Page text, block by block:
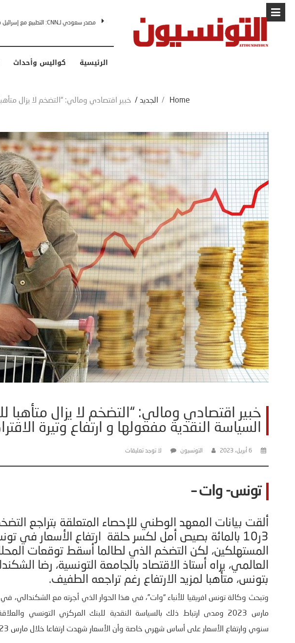
البابا: “لا أخشى ترامب” .. ردا على انتقادات
الرئيسية كواليس وأحداث
Home
/ الجديد / خبير اقتصادي ومالي: “التضخم لا يزال
خبير اقتصادي ومالي: “التضخم لا يزال
السياسة النقدية مفعولها و ارتفاع وتيرة
6 أبريل، 2023 التونسيون لا توجد تعليقات
تونس- وات –
3ر10 بالمائة بصيص أمل لكسر حلقة ارتفاع الأسعار
المستهلكين، لكن التضخم الذي لطالما أسقط توقعات
العالمي، يراه أستاذ الاقتصاد بالجامعة التونسية، رضا
بتونس، متأهبا لمزيد الارتفاع رغم تراجعه الطفيف.
وتبحث وكالة تونس افريقيا للأنباء “وات”، في هذا الحوار الذي أجرته مع
مارس 2023 ومدى ارتباط ذلك بالسياسة النقدية للبنك المركزي التونسي
سنوي وارتفاع الأسعار على أساس شهري خاصة وأن الأسعار شهدت ارتفاعا خلال مارس 2023.